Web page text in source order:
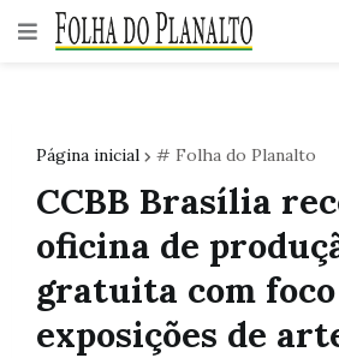
Página inicial # Folha do Planalto
CCBB Brasília
oficina de
gratuita com
exposições de